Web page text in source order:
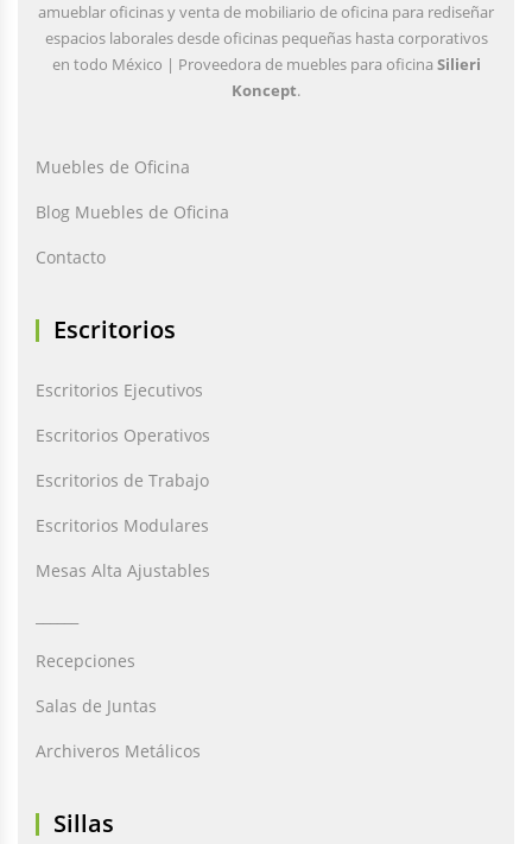
amueblar oficinas y venta de mobiliario de oficina para rediseñar
espacios laborales desde oficinas pequeñas hasta corporativos
en todo México | Proveedora de muebles para oficina Silieri
Koncept.
Muebles de Oficina
Blog Muebles de Oficina
Contacto
Escritorios
Escritorios Ejecutivos
Escritorios Operativos
Escritorios de Trabajo
Escritorios Modulares
Mesas Alta Ajustables
Recepciones
Salas de Juntas
Archiveros Metálicos
Sillas